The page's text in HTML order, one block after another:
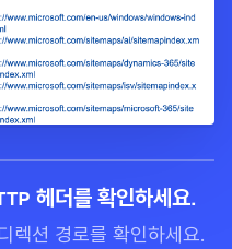
헤더를 확인하세요.
션 경로를 확인하세요.